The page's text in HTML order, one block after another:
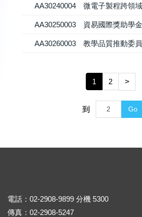
AA30260003 教學品質推動委
1 2 >
到 Go
電話：02-2908-9899 分機 5300
傳真：02-2908-5247